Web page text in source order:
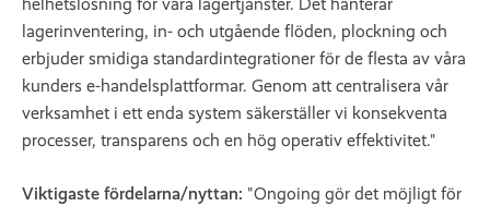
lagerinventering, in- och utgående flöden, plockning och
erbjuder smidiga standardintegrationer för de flesta av våra
kunders e-handelsplattformar. Genom att centralisera vår
verksamhet i ett enda system säkerställer vi konsekventa
processer, transparens och en hög operativ effektivitet."
Viktigaste fördelarna/nyttan: "Ongoing gör det möjligt för